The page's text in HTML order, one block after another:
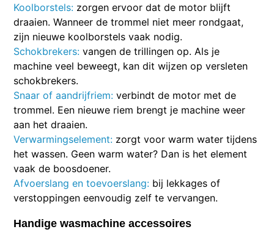
Koolborstels: zorgen ervoor dat de motor blijft
draaien. Wanneer de trommel niet meer rondgaat,
zijn nieuwe koolborstels vaak nodig.
Schokbrekers: vangen de trillingen op. Als je
machine veel beweegt, kan dit wijzen op versleten
schokbrekers.
Snaar of aandrijfriem:verbindt de motor met de
trommel. Een nieuwe riem brengt je machine weer
aan het draaien.
Verwarmingselement: zorgt voor warm water tijdens
het wassen. Geen warm water? Dan is het element
vaak de boosdoener.
Afvoerslang en toevoerslang: bij lekkages of
verstoppingen eenvoudig zelf te vervangen.
Handige wasmachine accessoires